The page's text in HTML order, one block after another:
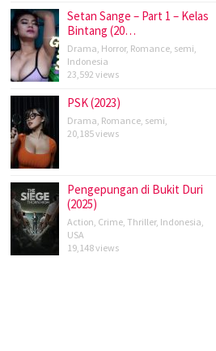
Setan Sange – Part 1 – Kelas
Bintang (20…
Drama Horror, Romance semi
Indonesia
23,592 views
PSK (2023)
Drama Romance semi
20,185 views
Pengepungan di Bukit Duri
(2025)
Action Crime Thriller, Indonesia
USA
19,148 views